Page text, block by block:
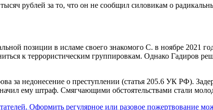
рублей за то, что он не сообщил силовикам о
позиции в исламе своего знакомого С. в ноябре 2021
к террористическим группировкам. Однако Гадиров
за недонесение о преступлении (статья 205.6 УК РФ).
ему штраф. Смягчающими обстоятельствами стали
Оформить регулярное или разовое пожертвование